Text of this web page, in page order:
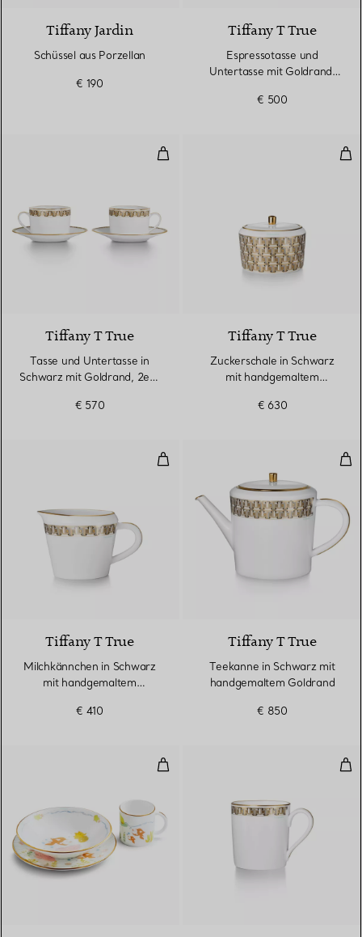
Tiffany Jardin
Schüssel aus Porzellan
€ 190
Tiffany T True
Espressotasse und
Untertasse mit Goldrand,
€ 500
Tasse und Untertasse in
Tiffany T True
Tasse und Untertasse in
Schwarz mit Goldrand, 2er-
€ 570
Tiffany T True
Zuckerschale in Schwarz
mit handgemaltem
€ 630
Milchkännchen in Schwarz mit
Tiffany T True
Milchkännchen in Schwarz
mit handgemaltem
€ 410
Tiffany T True
Teekanne in Schwarz mit
handgemaltem Goldrand
€ 850
Babygeschirr-Set